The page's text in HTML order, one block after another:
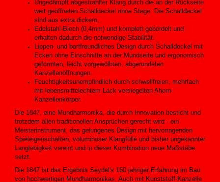
Ungedämpft abgestrahlter Klang durch die an der Rückseite
weit geöffneten Schalldeckel ohne Stege. Die Schalldeckel
sind aus extra dickem,
Edelstahl-Blech (0,4mm) und komplett gebördelt und
erhalten dadurch die notwendige Stabilität.
Lippen- und bartfreundliches Design durch Schalldeckel mit
Ecken ohne Einschnitte an der Mundseite und ergonomisch
geformten, leicht vorgewölbten, abgerundeten
Kanzellenöffnungen.
Feuchtigkeitsunempfindlich durch schwellfreien, mehrfach
mit lebensmittelechtem Lack versiegelten Ahorn-
Kanzellenkörper.
Die 1847, eine Mundharmonika, die durch Innovation besticht und
trotzdem allen traditionellen Ansprüchen gerecht wird - ein
Meisterinstrument, das gelungenes Design mit hervorragenden
Spieleigenschaften, voluminöser Klangfülle und bisher ungekannter
Langlebigkeit vereint und in dieser Kombination neue Maßstäbe
setzt.
Die 1847 ist das Ergebnis Seydel's 160 jähriger Erfahrung im Bau
von hochwertigen Mundharmonikas. Auch mit Kunststoff-Kanzelle